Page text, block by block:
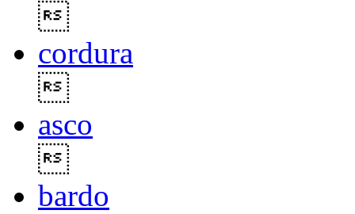
cordura
asco
bardo